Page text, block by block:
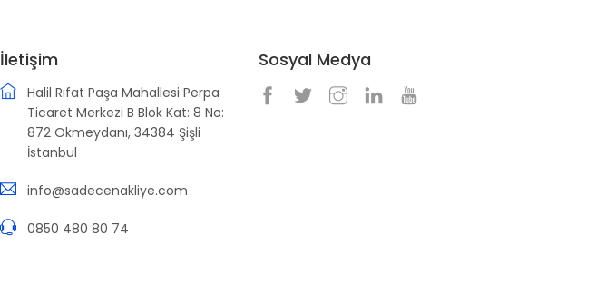
İletişim
Halil Rıfat Paşa Mahallesi Perpa
Ticaret Merkezi B Blok Kat: 8 No:
872 Okmeydanı, 34384 Şişli
İstanbul
info@sadecenakliye.com
0850 480 80 74
Sosyal Medya